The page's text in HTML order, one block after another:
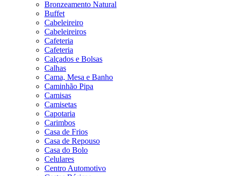
Bronzeamento Natural
Buffet
Cabeleireiro
Cabeleireiros
Cafeteria
Cafeteria
Calçados e Bolsas
Calhas
Cama, Mesa e Banho
Caminhão Pipa
Camisas
Camisetas
Capotaria
Carimbos
Casa de Frios
Casa de Repouso
Casa do Bolo
Celulares
Centro Automotivo